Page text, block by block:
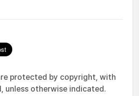
protected by copyright, with
unless otherwise indicated.